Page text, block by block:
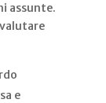
assunte.
e